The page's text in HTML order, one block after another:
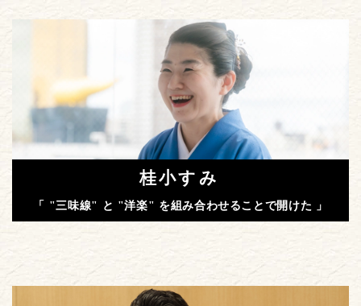
桂小すみ
「 "三味線" と "洋楽" を組み合わせることで開けた 」